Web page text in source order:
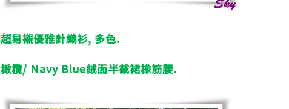
超易襯優雅針織衫, 多色.
橄欖/ Navy Blue絨面半截裙橡筋腰.